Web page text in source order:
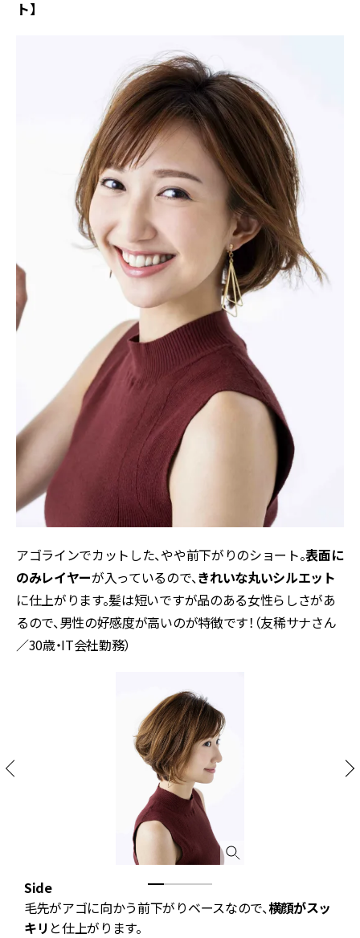
ト】
アゴラインでカットした、やや前下がりのショート。表面に
のみレイヤーが入っているので、きれいな丸いシルエット
に仕上がります。髪は短いですが品のある女性らしさがあ
るので、男性の好感度が高いのが特徴です！（友稀サナさん
／30歳・IT会社勤務）
Side
毛先がアゴに向かう前下がりベースなので、横顔がスッ
キリ と仕上がります。